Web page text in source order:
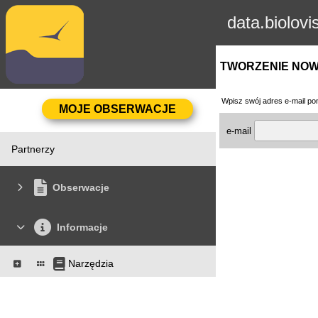
Partnerzy
Obserwacje
Informacje
Narzędzia
TWORZENIE
Wpisz swój adres e-mail
e-mail